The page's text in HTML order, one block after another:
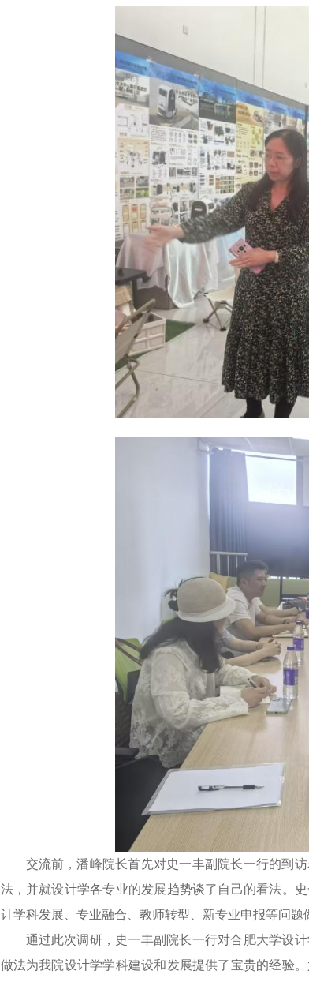
交流前，潘峰院长首先对史一丰副院长一行的到
法，并就设计学各专业的发展趋势谈了自己的看法。
计学科发展、专业融合、教师转型、新专业申报等问题
通过此次调研，史一丰副院长一行对合肥大学设
做法为我院设计学学科建设和发展提供了宝贵的经验